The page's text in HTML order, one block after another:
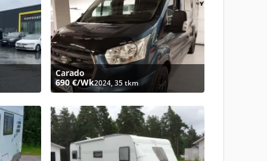
Carado
690 €/Wk2024, 35 tkm